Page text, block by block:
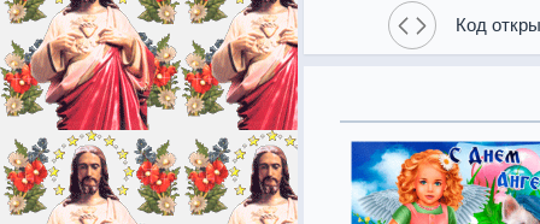
Код